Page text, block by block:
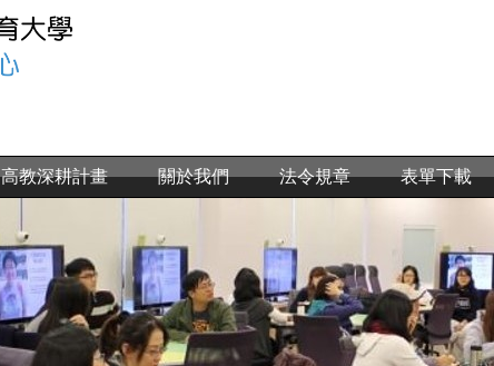
高教深耕計畫 關於我們 法令規章 表單下載